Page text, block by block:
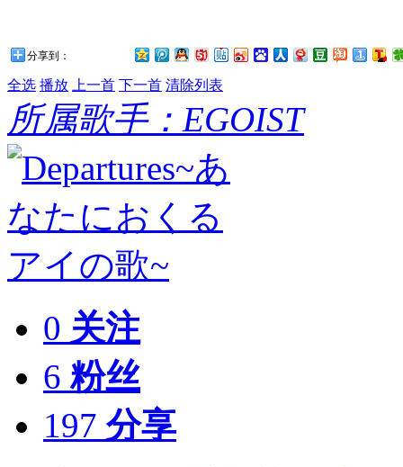
分享到：
全选 播放 上一首 下一首 清除列表
所属歌手：EGOIST
0 关注
6 粉丝
197 分享